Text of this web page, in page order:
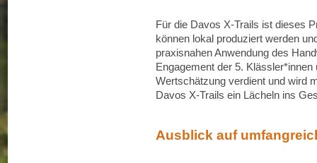
Für die Davos X-Trails ist dieses
können lokal produziert werden
praxisnahen Anwendung des
Engagement der 5.
Wertschätzung verdient und wird
Davos X-Trails ein Lächeln ins
Ausblick auf